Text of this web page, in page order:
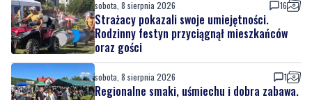
sobota, 8 sierpnia 2026 16
Strażacy pokazali swoje umiejętności.
Rodzinny festyn przyciągnął mieszkańców
oraz gości
sobota, 8 sierpnia 2026 1
Regionalne smaki, uśmiechu i dobra zabawa.